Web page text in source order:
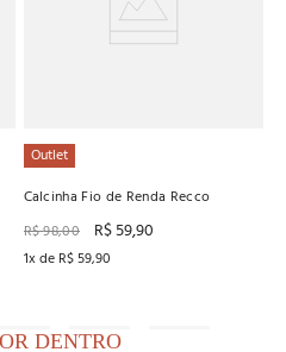
Outlet
Calcinha Fio de Renda Recco
R$98,00 R$59,90
1x de R$59,90
DENTRO